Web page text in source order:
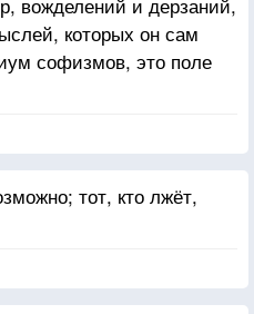
которых он сам
софизмов, это поле
тот, кто лжёт,